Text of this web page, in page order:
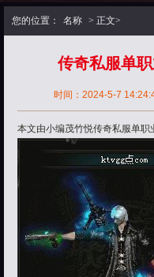
您的位置： 名称 > 正文>
传奇私服单
时间：2024-5-7
本文由小编茂竹悦传奇私服单